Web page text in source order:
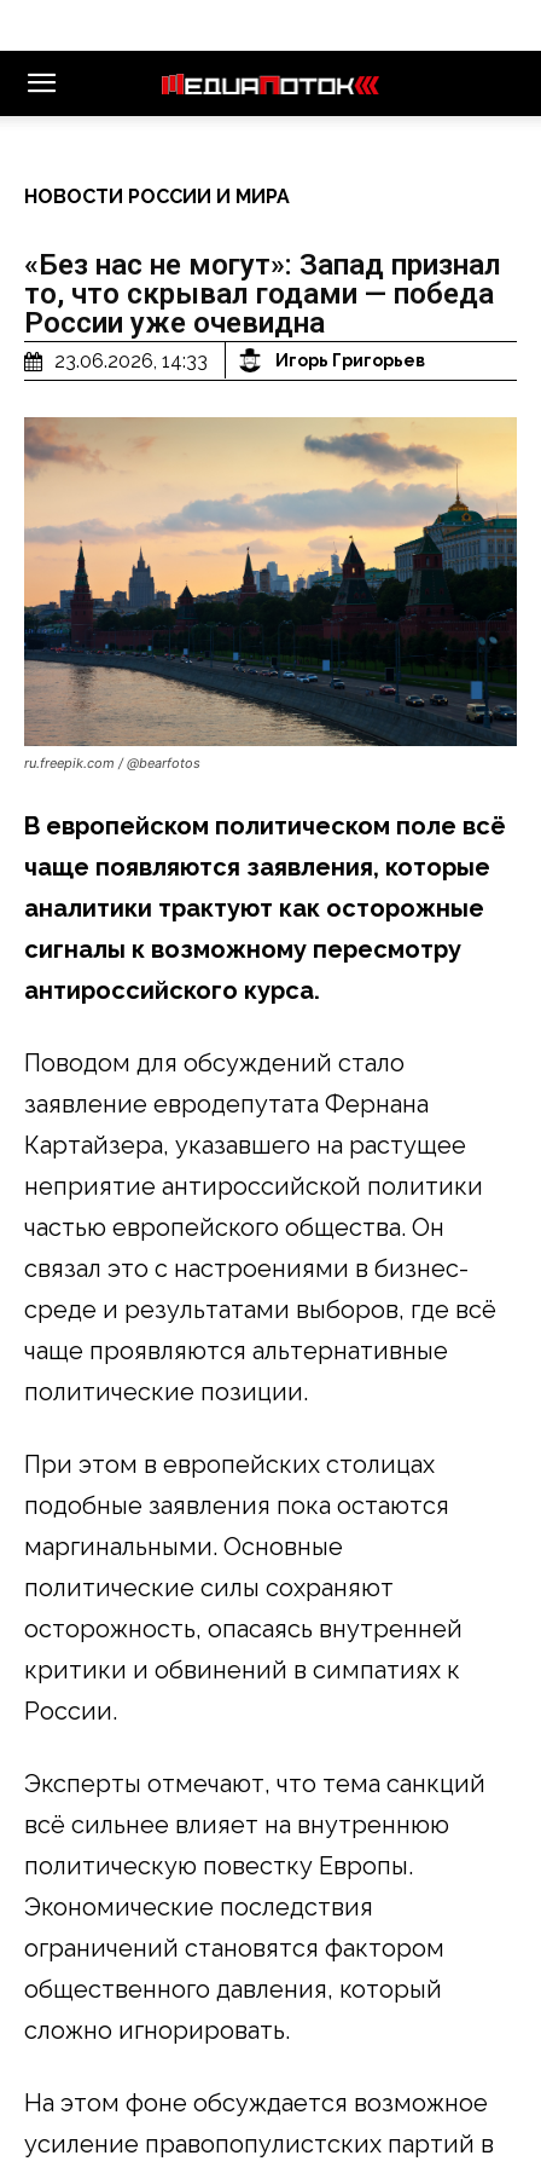
НОВОСТИ РОССИИ И МИРА
«Без нас не могут»: Запад признал
то, что скрывал годами — победа
России уже очевидна
23.06.2026, 14:33 Игорь Григорьев
ru.freepik.com / @bearfotos
В европейском политическом поле всё
чаще появляются заявления, которые
аналитики трактуют как осторожные
сигналы к возможному пересмотру
антироссийского курса.
Поводом для обсуждений стало
заявление евродепутата Фернана
Картайзера, указавшего на растущее
неприятие антироссийской политики
частью европейского общества. Он
связал это с настроениями в бизнес-
среде и результатами выборов, где всё
чаще проявляются альтернативные
политические позиции.
При этом в европейских столицах
подобные заявления пока остаются
маргинальными. Основные
политические силы сохраняют
осторожность, опасаясь внутренней
критики и обвинений в симпатиях к
России.
Эксперты отмечают, что тема санкций
всё сильнее влияет на внутреннюю
политическую повестку Европы.
Экономические последствия
ограничений становятся фактором
общественного давления, который
сложно игнорировать.
На этом фоне обсуждается возможное
усиление правопопулистских партий в